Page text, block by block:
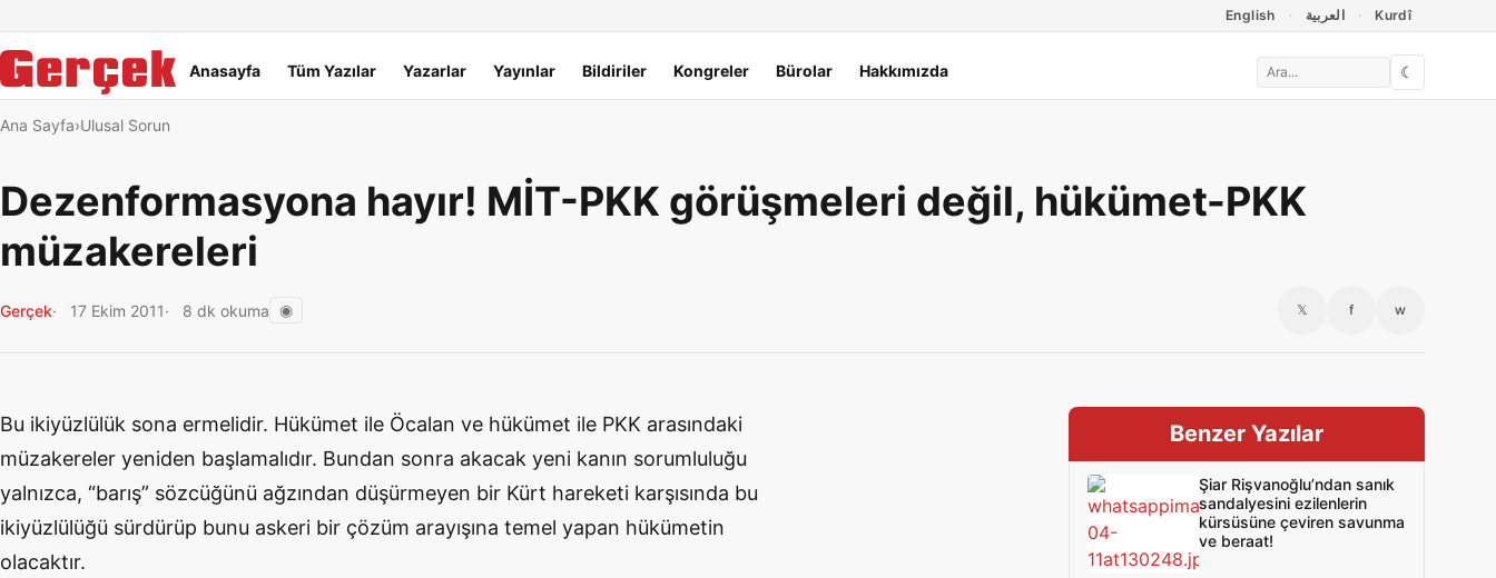
English العربية Kurdî
Ana menü
Anasayfa Tüm Yazılar Yazarlar Yayınlar Bildiriler Kongreler Bürolar Hakkımızda ☾
Ana Sayfa Ulusal Sorun
Dezenformasyona hayır! MİT-PKK görüşmeleri değil, hükümet-PKK
müzakereleri
Gerçek 17 Ekim 2011 8 dk okuma ◉ 𝕏 f w
Bu ikiyüzlülük sona ermelidir. Hükümet ile Öcalan ve hükümet ile PKK arasındaki
müzakereler yeniden başlamalıdır. Bundan sonra akacak yeni kanın sorumluluğu
yalnızca, “barış” sözcüğünü ağzından düşürmeyen bir Kürt hareketi karşısında bu
ikiyüzlülüğü sürdürüp bunu askeri bir çözüm arayışına temel yapan hükümetin
olacaktır.
Benzer Yazılar
Şiar Rişvanoğlu’ndan sanık
sandalyesini ezilenlerin
kürsüsüne çeviren savunma
ve beraat!